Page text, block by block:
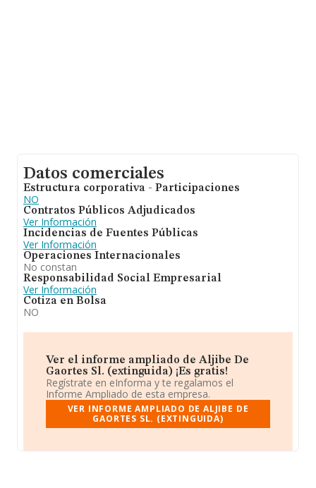
Datos comerciales
Estructura corporativa - Participaciones
NO
Contratos Públicos Adjudicados
Ver Información
Incidencias de Fuentes Públicas
Ver Información
Operaciones Internacionales
No constan
Responsabilidad Social Empresarial
Ver Información
Cotiza en Bolsa
NO
Ver el informe ampliado de Aljibe De
Gaortes Sl. (extinguida) ¡Es gratis!
Regístrate en eInforma y te regalamos el
Informe Ampliado de esta empresa.
VER INFORME AMPLIADO DE ALJIBE DE
GAORTES SL. (EXTINGUIDA)